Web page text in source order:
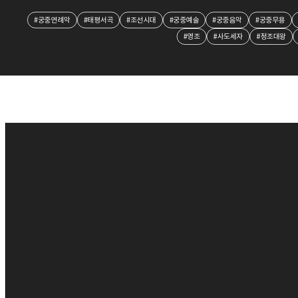
#궁중연례악 #태평서곡 #조선시대 #궁중예술 #궁중음악 #궁중무용
#영조
#사도세자 #정조대왕